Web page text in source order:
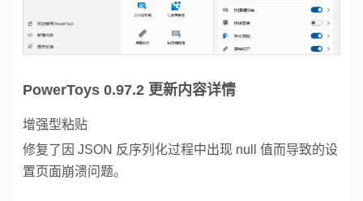
PowerToys 0.97.2 更新内容详情
增强型粘贴
修复了因 JSON 反序列化过程中出现 null 值而导致的设
置页面崩溃问题。